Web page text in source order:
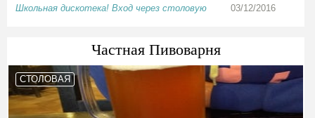
Школьная дискотека! Вход через столовую 03/12/2016
Частная Пивоварня
СТОЛОВАЯ